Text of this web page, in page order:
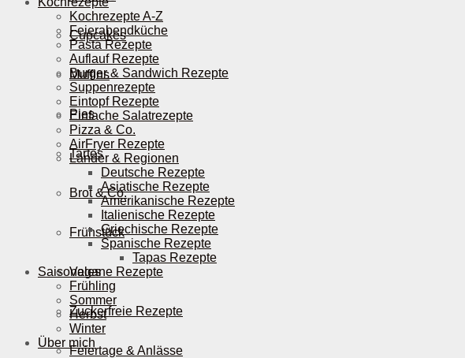
Cupcakes
Muffins
Pies
Tartes
Brot & Co.
Frühstück
Vegane Rezepte
Zuckerfreie Rezepte
Feiertage & Anlässe
Kochrezepte A-Z
Feierabendküche
Pasta Rezepte
Auflauf Rezepte
Burger & Sandwich Rezepte
Suppenrezepte
Eintopf Rezepte
Einfache Salatrezepte
Pizza & Co.
AirFryer Rezepte
Länder & Regionen
Deutsche Rezepte
Asiatische Rezepte
Amerikanische Rezepte
Italienische Rezepte
Griechische Rezepte
Spanische Rezepte
Tapas Rezepte
Saisonales
Frühling
Sommer
Herbst
Winter
Über mich